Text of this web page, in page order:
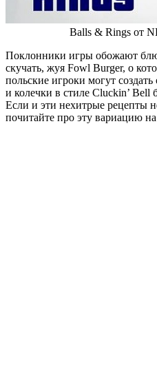
Balls & Rings от
Поклонники игры обожают
скучать, жуя Fowl Burger, о
польские игроки могут
и колечки в стиле Cluckin’ Bell
Если и эти нехитрые рецепты
почитайте про эту вариацию